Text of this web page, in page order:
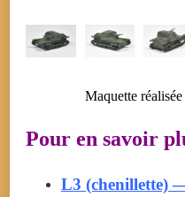
Maquette
Pour en savoir
L3 (chenillette)